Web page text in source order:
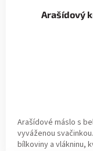
Arašídový
Arašídové máslo s
vyváženou
bílkoviny a vlákninu,